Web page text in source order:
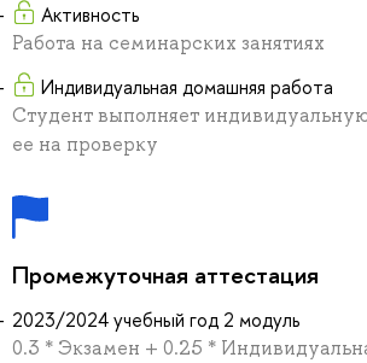
Активность
Работа на семинарских занятиях
Индивидуальная домашняя работа
Студент выполняет
ее на проверку
Промежуточная аттестация
2023/2024 учебный год 2 модуль
0.3 * Экзамен + 0.25 *